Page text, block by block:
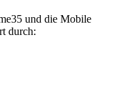
und die Mobile
durch: